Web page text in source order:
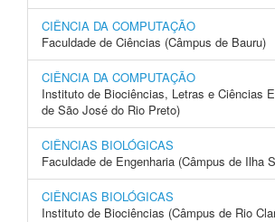
CIÊNCIA DA COMPUTAÇÃO
Faculdade de Ciências (Câmpus de Bauru)
CIÊNCIA DA COMPUTAÇÃO
Instituto de Biociências, Letras e Ciências
de São José do Rio Preto)
CIÊNCIAS BIOLÓGICAS
Faculdade de Engenharia (Câmpus de Ilha
CIÊNCIAS BIOLÓGICAS
Instituto de Biociências (Câmpus de Rio